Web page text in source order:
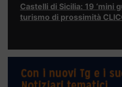
Castelli di Sicilia: 19 ‘mini
turismo di prossimità